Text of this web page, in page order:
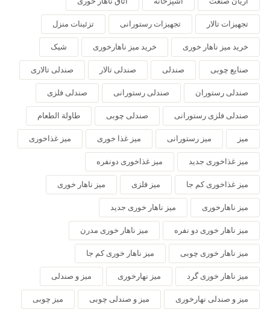
تجهیزات تالار تجهیزات رستورانی تزئینات منزل
خرید میز ناهار خوری خرید میز ناهارخوری شیک
صنایع چوبی صندلی صندلی تالار صندلی تالاری
صندلی رستوران صندلی رستورانی صندلی فلزی
صندلی فلزی رستورانی صندلی چوبی طاولة الطعام
میز میز رستورانی میز غذا خوری میز غذاخوری
میز غذاخوری جدید میز غذاخوری دونفره
میز غذاخوری کم جا میز فلزی میز ناهار خوری
میز ناهارخوری میز ناهار خوری جدید
میز ناهار خوری دو نفره میز ناهار خوری مدرن
میز ناهار خوری چوبی میز ناهار خوری کم جا
میز ناهار خوری گرد میز نهارخوری میز و صندلی
میز و صندلی نهارخوری میز و صندلی چوبی میز چوبی